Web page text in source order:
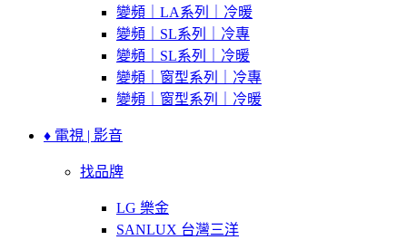
變頻｜LA系列｜冷暖
變頻｜SL系列｜冷專
變頻｜SL系列｜冷暖
變頻｜窗型系列｜冷專
變頻｜窗型系列｜冷暖
♦ 電視 | 影音
找品牌
LG 樂金
SANLUX 台灣三洋